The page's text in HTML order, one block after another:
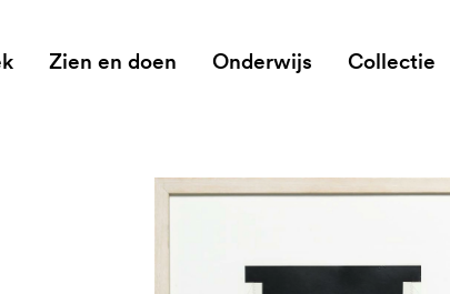
Zien en doen Onderwijs Collectie